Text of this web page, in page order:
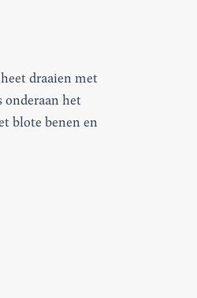
draaien met
onderaan het
blote benen en